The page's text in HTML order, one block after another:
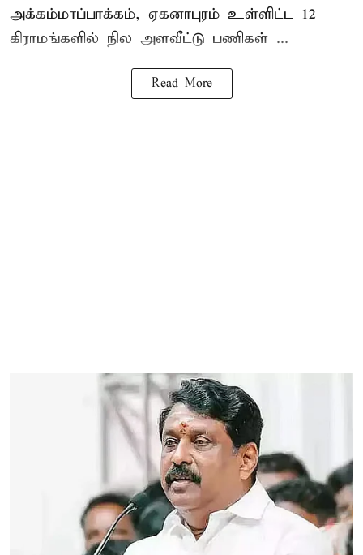
அக்கம்மாப்பாக்கம், ஏகனாபுரம் உள்ளிட்ட 12
கிராமங்களில் நில அளவீட்டு பணிகள் ...
Read More